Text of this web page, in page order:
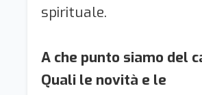
spirituale.
A che punto siamo del
Quali le novità e le